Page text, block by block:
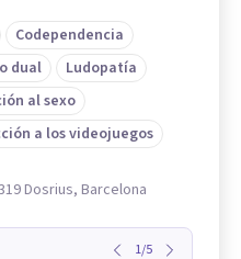
Codependencia
dual
Ludopatía
al sexo
a los videojuegos
Dosrius, Barcelona
1/5